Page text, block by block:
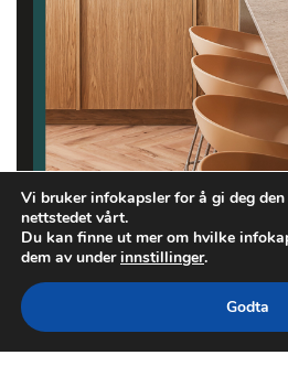
Vi bruker infokapsler for å gi deg den
nettstedet vårt.
Du kan finne ut mer om hvilke
dem av underinnstillinger.
Godta